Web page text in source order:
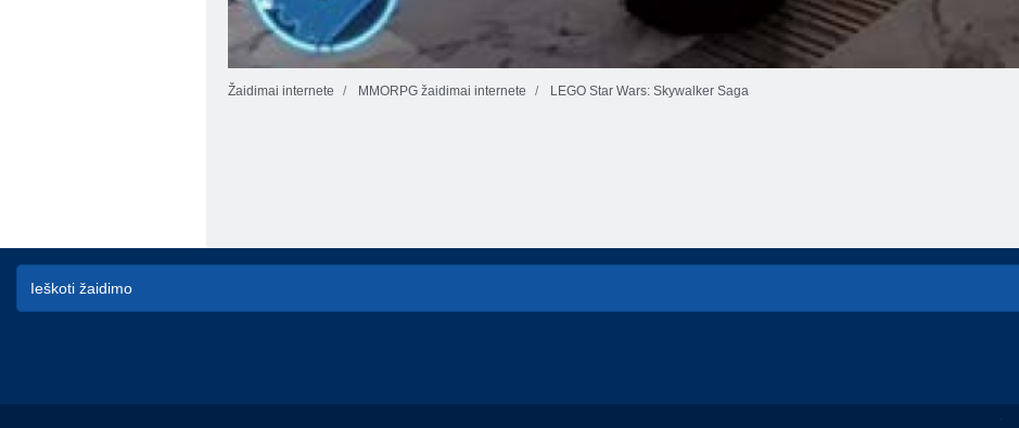
Žaidimai internete MMORPG žaidimai internete LEGO Star Wars: Skywalker Saga